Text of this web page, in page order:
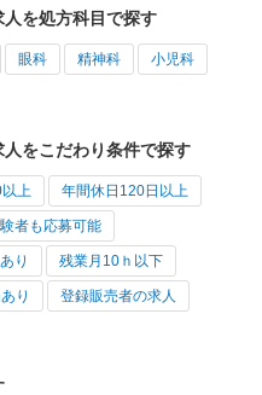
を処方科目で探す
眼科 精神科 小児科
をこだわり条件で探す
上 年間休日120日以上
者も応募可能
り 残業月10ｈ以下
り 登録販売者の求人